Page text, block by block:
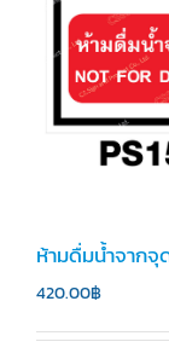
ห้ามดื่มน้ำจากจุ
420.00฿